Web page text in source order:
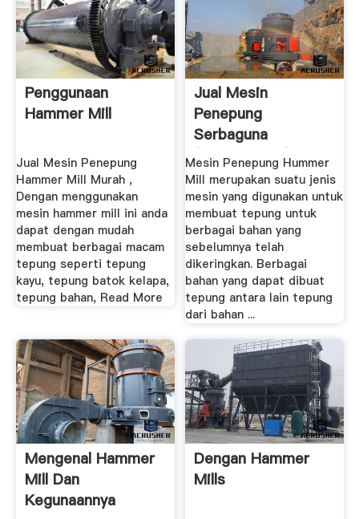
Penggunaan
Hammer Mill
Jual Mesin Penepung
Hammer Mill Murah ,
Dengan menggunakan
mesin hammer mill ini anda
dapat dengan mudah
membuat berbagai macam
tepung seperti tepung
kayu, tepung batok kelapa,
tepung bahan, Read More
Jual Mesin
Penepung
Serbaguna
(Hammer Mill) Di .
Mesin Penepung Hummer
Mill merupakan suatu jenis
mesin yang digunakan untuk
membuat tepung untuk
berbagai bahan yang
sebelumnya telah
dikeringkan. Berbagai
bahan yang dapat dibuat
tepung antara lain tepung
dari bahan ...
Mengenal Hammer
Mill Dan
Kegunaannya
Dengan Hammer
Mills